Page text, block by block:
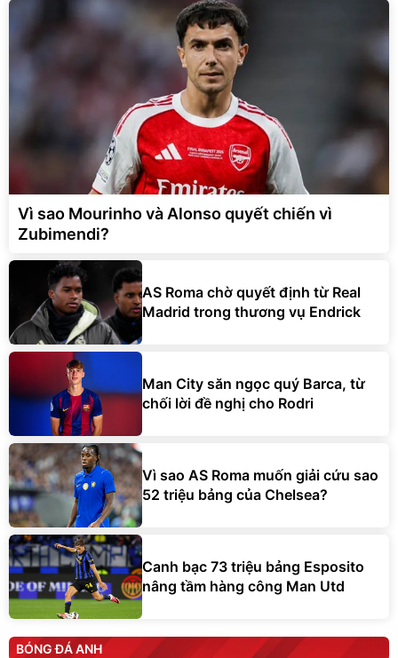
Vì sao Mourinho và Alonso quyết chiến vì
Zubimendi?
AS Roma chờ quyết định từ Real
Madrid trong thương vụ Endrick
Man City săn ngọc quý Barca, từ
chối lời đề nghị cho Rodri
Vì sao AS Roma muốn giải cứu sao
52 triệu bảng của Chelsea?
Canh bạc 73 triệu bảng Esposito
nâng tầm hàng công Man Utd
BÓNG ĐÁ ANH